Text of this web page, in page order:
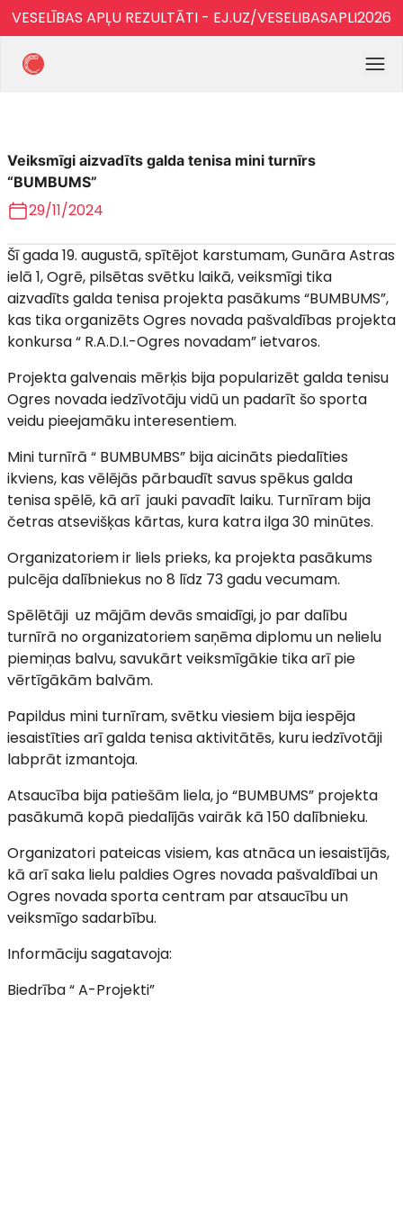
VESELĪBAS APĻU REZULTĀTI - EJ.UZ/VESELIBASAPLI2026
Veiksmīgi aizvadīts galda tenisa mini turnīrs
“BUMBUMS”
29/11/2024
Šī gada 19. augustā, spītējot karstumam, Gunāra Astras
ielā 1, Ogrē, pilsētas svētku laikā, veiksmīgi tika
aizvadīts galda tenisa projekta pasākums “BUMBUMS”,
kas tika organizēts Ogres novada pašvaldības projekta
konkursa “ R.A.D.I.-Ogres novadam” ietvaros.
Projekta galvenais mērķis bija popularizēt galda tenisu
Ogres novada iedzīvotāju vidū un padarīt šo sporta
veidu pieejamāku interesentiem.
Mini turnīrā “ BUMBUMBS” bija aicināts piedalīties
ikviens, kas vēlējās pārbaudīt savus spēkus galda
tenisa spēlē, kā arī jauki pavadīt laiku. Turnīram bija
četras atsevišķas kārtas, kura katra ilga 30 minūtes.
Organizatoriem ir liels prieks, ka projekta pasākums
pulcēja dalībniekus no 8 līdz 73 gadu vecumam.
Spēlētāji uz mājām devās smaidīgi, jo par dalību
turnīrā no organizatoriem saņēma diplomu un nelielu
piemiņas balvu, savukārt veiksmīgākie tika arī pie
vērtīgākām balvām.
Papildus mini turnīram, svētku viesiem bija iespēja
iesaistīties arī galda tenisa aktivitātēs, kuru iedzīvotāji
labprāt izmantoja.
Atsaucība bija patiešām liela, jo “BUMBUMS” projekta
pasākumā kopā piedalījās vairāk kā 150 dalībnieku.
Organizatori pateicas visiem, kas atnāca un iesaistījās,
kā arī saka lielu paldies Ogres novada pašvaldībai un
Ogres novada sporta centram par atsaucību un
veiksmīgo sadarbību.
Informāciju sagatavoja:
Biedrība “ A-Projekti”